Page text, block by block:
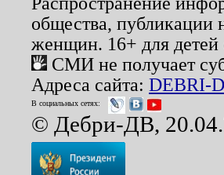
общества, публикации
женщин. 16+ для детей
СМИ не получает
Адреса сайта: DEBRI-
В социальных сетях:
© Дебри-ДВ,